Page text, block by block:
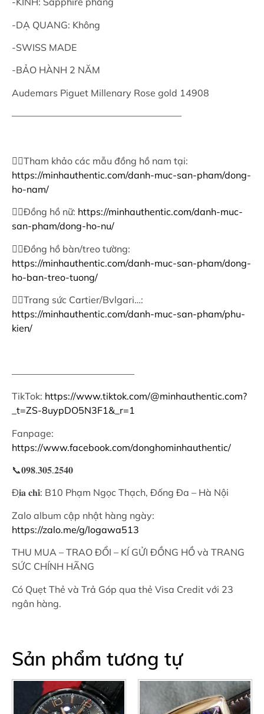
-DẠ QUANG: Không
-SWISS MADE
-BẢO HÀNH 2 NĂM
Audemars Piguet Millenary Rose gold 14908
——————————————————
👉🏻Tham khảo các mẫu đồng hồ nam tại:
https://minhauthentic.com/danh-muc-san-pham/dong-
ho-nam/
👉🏻Đồng hồ nữ: https://minhauthentic.com/danh-muc-
san-pham/dong-ho-nu/
👉🏻Đồng hồ bàn/treo tường:
https://minhauthentic.com/danh-muc-san-pham/dong-
ho-ban-treo-tuong/
👉🏻Trang sức Cartier/Bvlgari…:
https://minhauthentic.com/danh-muc-san-pham/phu-
kien/
—————————————
TikTok: https://www.tiktok.com/@minhauthentic.com?
_t=ZS-8uypDO5N3F1&_r=1
Fanpage:
https://www.facebook.com/donghominhauthentic/
📞𝟎𝟗𝟖.𝟑𝟎𝟓.𝟐𝟓𝟒𝟎
Đ𝐢̣𝐚 𝐜𝐡𝐢̉: B10 Phạm Ngọc Thạch, Đống Đa – Hà Nội
Zalo album cập nhật hàng ngày:
https://zalo.me/g/logawa513
THU MUA – TRAO ĐỔI – KÍ GỬI ĐỒNG HỒ và TRANG
SỨC CHÍNH HÃNG
Có Quẹt Thẻ và Trả Góp qua thẻ Visa Credit với 23
ngân hàng.
Sản phẩm tương tự